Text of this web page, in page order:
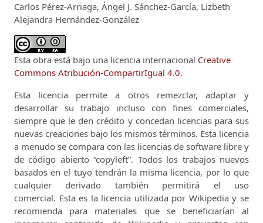
Carlos Pérez-Arriaga, Ángel J. Sánchez-García, Lizbeth
Alejandra Hernández-González
Esta obra está bajo una licencia internacional Creative
Commons Atribución-CompartirIgual 4.0.
Esta licencia permite a otros remezclar, adaptar y
desarrollar su trabajo incluso con fines comerciales,
siempre que le den crédito y concedan licencias para sus
nuevas creaciones bajo los mismos términos. Esta licencia
a menudo se compara con las licencias de software libre y
de código abierto “copyleft”. Todos los trabajos nuevos
basados ​​en el tuyo tendrán la misma licencia, por lo que
cualquier derivado también permitirá el uso
comercial. Esta es la licencia utilizada por Wikipedia y se
recomienda para materiales que se beneficiarían al